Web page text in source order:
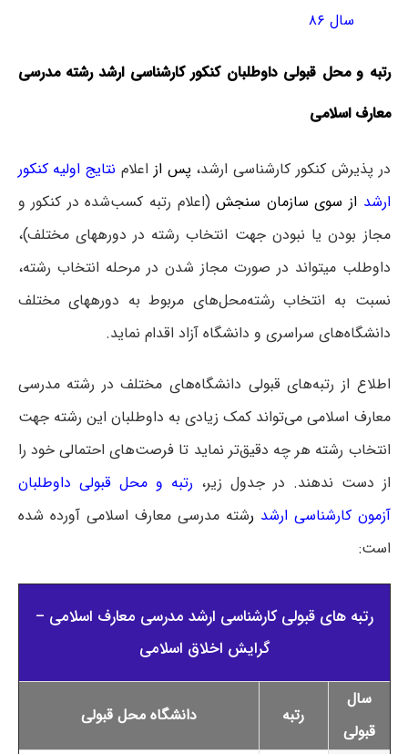
سال ۸۶
رتبه و محل قبولی داوطلبان کنکور کارشناسی ارشد رشته مدرسی
معارف اسلامی
در پذیرش کنکور کارشناسی ارشد، پس از اعلام نتایج اولیه کنکور
ارشد از سوی سازمان سنجش(اعلام رتبه کسب‌شده در کنکور و
مجاز بودن یا نبودن جهت انتخاب رشته در دوره‎های مختلف)،
داوطلب می‎تواند در صورت مجاز شدن در مرحله انتخاب رشته،
نسبت به انتخاب رشته‌محل‌های مربوط به دوره‎های مختلف
دانشگاه‌های سراسری و دانشگاه آزاد اقدام نماید.
اطلاع از رتبه‌های قبولی دانشگاه‌های مختلف در رشته مدرسی
معارف اسلامی می‌تواند کمک زیادی به داوطلبان این رشته جهت
انتخاب رشته هر چه دقیق‌تر نماید تا فرصت‌های احتمالی خود را
از دست ندهند. در جدول زیر، رتبه و محل قبولی داوطلبان
آزمون کارشناسی ارشد رشته مدرسی معارف اسلامی آورده شده
است:
رتبه های قبولی کارشناسی ارشد مدرسی معارف اسلامی –
گرایش اخلاق اسلامی
سال
قبولی
رتبه دانشگاه محل قبولی